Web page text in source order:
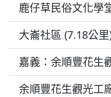
鹿仔草民俗文化學
大崙社區 (7.18公里
嘉義：余順豐花生
余順豐花生觀光工